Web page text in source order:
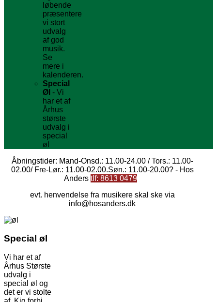
løbende
præsentere
vi stort
udvalg
af god
musik.
Se
mere i
kalenderen.
Special
Øl - Vi
har et af
Århus
største
udvalg i
special
øl
Åbningstider: Mand-Onsd.: 11.00-24.00 / Tors.: 11.00-
02.00/ Fre-Lør.: 11.00-02.00.Søn.: 11.00-20.00?- Hos
Anders tlf: 8613 0479
evt. henvendelse fra musikere skal ske via
info@hosanders.dk
Special øl
Vi har et af
Århus Største
udvalg i
special øl og
det er vi stolte